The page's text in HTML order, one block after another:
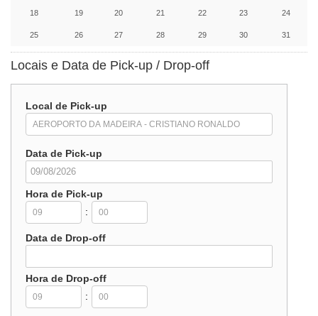
18 19 20 21 22 23 24
25 26 27 28 29 30 31
Locais e Data de Pick-up / Drop-off
Local de Pick-up
Data de Pick-up
Hora de Pick-up
:
Data de Drop-off
Hora de Drop-off
: